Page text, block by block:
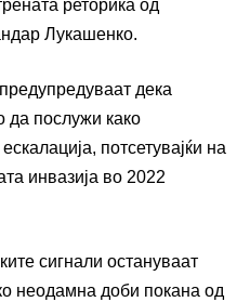
реторика од
Лукашенко.
дека
да послужи како
потсетувајќи на
инвазија во 2022
сигнали остануваат
неодамна доби покана од